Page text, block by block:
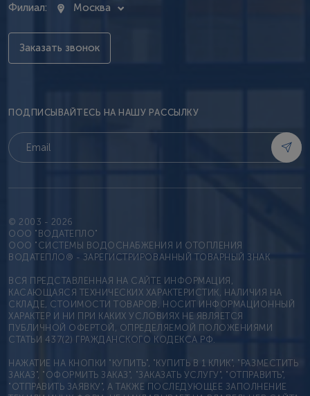
Филиал: Москва
Заказать звонок
ПОДПИСЫВАЙТЕСЬ НА НАШУ РАССЫЛКУ
© 2003 - 2026
OOO "ВОДАТЕПЛО"
ООО "СИСТЕМЫ ВОДОСНАБЖЕНИЯ И ОТОПЛЕНИЯ
ВОДАТЕПЛО® - ЗАРЕГИСТРИРОВАННЫЙ ТОВАРНЫЙ ЗНАК
ВСЯ ПРЕДСТАВЛЕННАЯ НА САЙТЕ ИНФОРМАЦИЯ,
КАСАЮЩАЯСЯ ТЕХНИЧЕСКИХ ХАРАКТЕРИСТИК, НАЛИЧИЯ НА
СКЛАДЕ, СТОИМОСТИ ТОВАРОВ, НОСИТ ИНФОРМАЦИОННЫЙ
ХАРАКТЕР И НИ ПРИ КАКИХ УСЛОВИЯХ НЕ ЯВЛЯЕТСЯ
ПУБЛИЧНОЙ ОФЕРТОЙ, ОПРЕДЕЛЯЕМОЙ ПОЛОЖЕНИЯМИ
СТАТЬИ 437(2) ГРАЖДАНСКОГО КОДЕКСА РФ.
НАЖАТИЕ НА КНОПКИ "КУПИТЬ", "КУПИТЬ В 1 КЛИК", "РАЗМЕСТИТЬ
ЗАКАЗ", "ОФОРМИТЬ ЗАКАЗ", "ЗАКАЗАТЬ УСЛУГУ", "ОТПРАВИТЬ",
"ОТПРАВИТЬ ЗАЯВКУ", А ТАКЖЕ ПОСЛЕДУЮЩЕЕ ЗАПОЛНЕНИЕ